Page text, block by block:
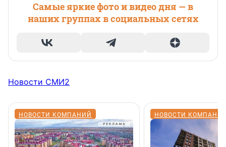
Самые яркие фото и видео дня — в
наших группах в социальных сетях
Новости СМИ2
НОВОСТИ КОМПАНИЙ НОВОСТИ